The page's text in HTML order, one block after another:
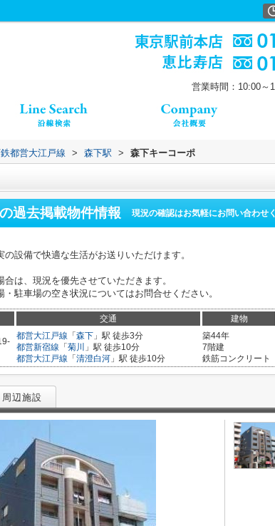
営業時間：10:00～
都営大江戸線 > 森下駅 > 森下キーコーポ
の過去掲載物件情報 現況の確認はお気軽にお問い合わせ
の設備で快適な生活がお送りいただけます。
は、現況を優先させていただきます。
駐車場の空き状況についてはお問合せください。
交通 建物
都営大江戸線 「 森下 」駅 徒歩3分
都営新宿線 「 菊川
」駅 徒歩10分
都営大江戸線 「 清澄白河 」駅 徒歩10分
築44年
7階建
鉄筋コンクリート
周辺施設